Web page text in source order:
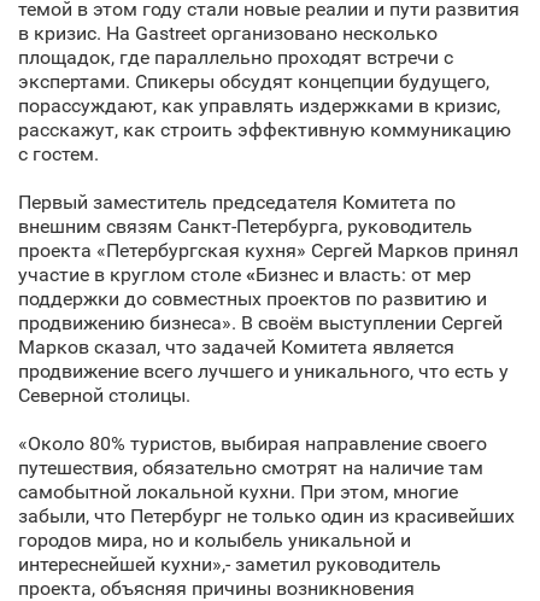
темой в этом году стали новые реалии и пути развития
в кризис. На Gastreet организовано несколько
площадок, где параллельно проходят встречи с
экспертами. Спикеры обсудят концепции будущего,
порассуждают, как управлять издержками в кризис,
расскажут, как строить эффективную коммуникацию
с гостем.
Первый заместитель председателя Комитета по
внешним связям Санкт‑Петербурга, руководитель
проекта «Петербургская кухня» Сергей Марков принял
участие в круглом столе «Бизнес и власть: от мер
поддержки до совместных проектов по развитию и
продвижению бизнеса». В своём выступлении Сергей
Марков сказал, что задачей Комитета является
продвижение всего лучшего и уникального, что есть у
Северной столицы.
«Около 80% туристов, выбирая направление своего
путешествия, обязательно смотрят на наличие там
самобытной локальной кухни. При этом, многие
забыли, что Петербург не только один из красивейших
городов мира, но и колыбель уникальной и
интереснейшей кухни»,- заметил руководитель
проекта, объясняя причины возникновения